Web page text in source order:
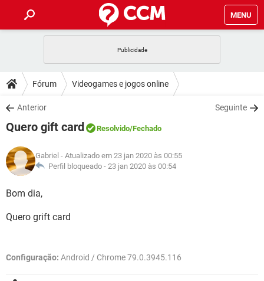
MENU
CELULAR FACEBOOK
OUTLOOK
INSTAGRAM GMAIL
GUIA DE COMPRAS
DICAS
JOGOS WHATSAPP
INSTAGRAM GMAIL
GUIA DE COMPRAS
DOWNLOADS
JOGOS WHATSAPP
CELULAR
OUTLOOK EXCEL
INSTAGRAM
FÓRUM
JOGOS WHATSAPP
CELULAR
OUTLOOK
INSTAGRAM
GLOSSÁRIO
JOGOS
Fórum Videogames e jogos online
Anterior Seguinte
Quero gift card Resolvido/Fechado
Gabriel - Atualizado em 23 jan 2020 às 00:55
Perfil bloqueado - 23 jan 2020 às 00:54
Bom dia,
Quero grift card
Configuração: Android / Chrome 79.0.3945.116